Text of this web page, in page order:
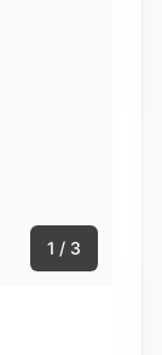
1 / 3